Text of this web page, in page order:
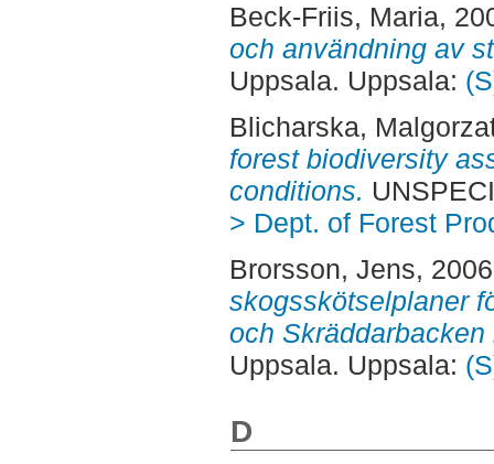
Beck-Friis, Maria,
och användning av
Uppsala. Uppsala:
Blicharska,
forest biodiversity
conditions.
> Dept. of Forest
Brorsson, Jens,
skogsskötselplaner
och Skräddarbacken
Uppsala. Uppsala:
D